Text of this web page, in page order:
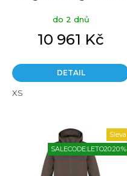
do 2 dnů
10 961 Kč
DETAIL
XS
Sleva
SALECODE:LETO20:20:%